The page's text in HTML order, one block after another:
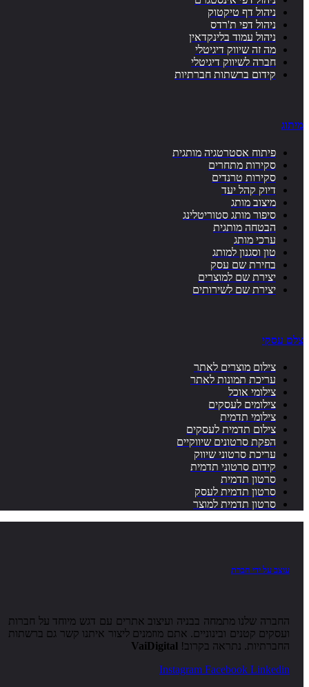
ניהול דף טיקטוק
ניהול דפי ת'רדס
ניהול עמוד בלינקדאין
מה זה שיווק דיגיטלי
חברה לשיווק דיגיטלי
קידום ברשתות חברתיות
מיתוג
פיתוח אסטרטגיה מותגית
סקירות מתחרים
סקירות טרנדים
דיוק קהל יעד
מיצוב מותג
סיפור מותג סטוריטלינג
הבטחה מותגית
ערכי מותג
טון וסגנון למותג
בחירת שם עסק
יצירת שם למוצרים
יצירת שם לשירותים
צלם עסקי
צילום מוצרים לאתר
עריכת תמונות לאתר
צילומי אוכל
צילומים לעסקים
צילומי תדמית
צילום תדמית לעסקים
הפקת סרטונים שיווקיים
עריכת סרטוני שיווק
קידום סרטוני תדמית
סרטון תדמית
סרטון תדמית לעסק
סרטון תדמית למוצר
עוצב על ידי חברת
החברה שלנו מתמחה בבניה ועיצוב אתרים עם דגש מיוחד על חברות
ועסקים קטנים ובינוניים. אתם מוזמנים ליצור איתנו קשר גם ברשתות
החברתיות. נתראה בקרוב!VaiDigital
Instagram Facebook Linkedin